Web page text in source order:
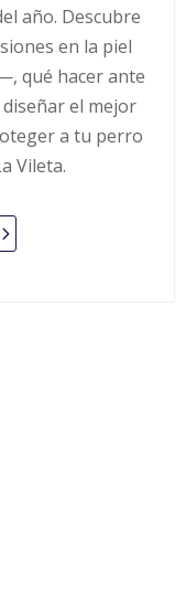
año. Descubre
en la piel
qué hacer ante
el mejor
a tu perro
Vileta.